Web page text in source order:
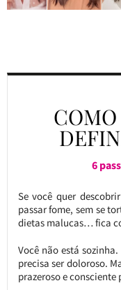
COMO
6
Se você quer
passar fome, sem se
dietas malucas… fica
Você não está
precisa ser doloroso.
prazeroso e consciente